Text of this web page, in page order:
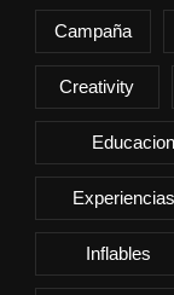
Campaña
Creativity
Educacion
Experiencias
Inflables